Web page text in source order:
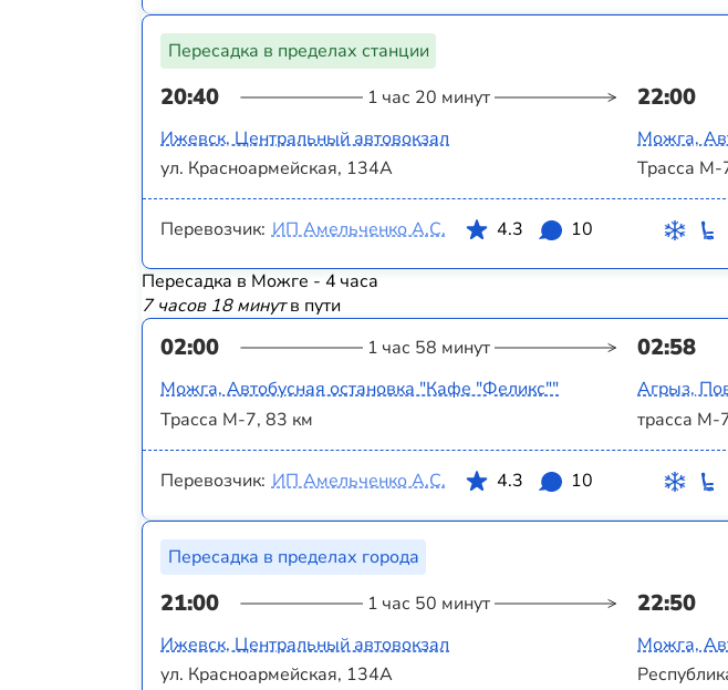
Пересадка в пределах станции
20:40 1 час 20 минут 22:00
Ижевск, Центральный автовокзал
ул. Красноармейская, 134А
Можга,
Трасса М-
Перевозчик: ИП Амельченко А.С. 4.3 10
Пересадка в Можге - 4 часа
7 часов 18 минутв пути
02:00 1 час 58 минут 02:58
Можга, Автобусная остановка "Кафе "Феликс""
Трасса М-7, 83 км
Агрыз,
трасса М-
Перевозчик: ИП Амельченко А.С. 4.3 10
Пересадка в пределах города
21:00 1 час 50 минут 22:50
Ижевск, Центральный автовокзал
ул. Красноармейская, 134А
Можга,